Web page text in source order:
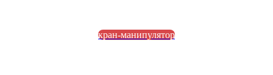
кран-манипулятор